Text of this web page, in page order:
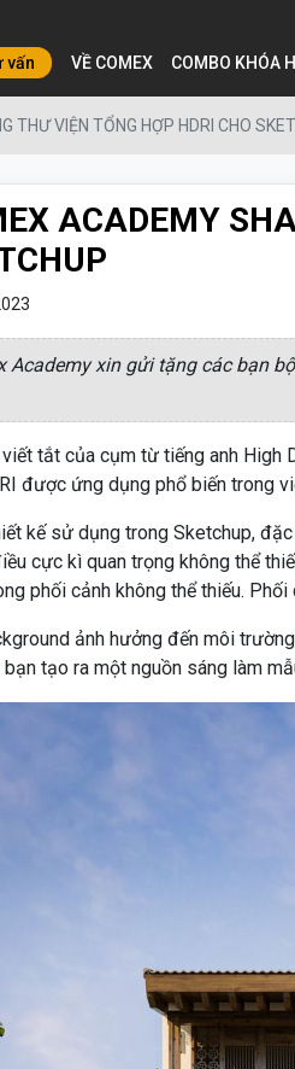
vấn VỀ COMEX COMBO KHÓA
THƯ VIỆN TỔNG HỢP HDRI CHO
ACADEMY
Academy xin gửi tặng các bạn
viết tắt của cụm từ tiếng anh
được ứng dụng phổ biến trong
kế sử dụng trong Sketchup,
cực kì quan trọng không thể
phối cảnh không thể thiếu.
ảnh hưởng đến môi
tạo ra một nguồn sáng làm